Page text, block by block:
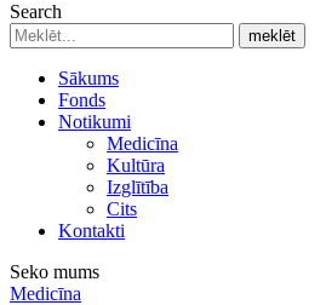
Search
Sākums
Fonds
Notikumi
Medicīna
Kultūra
Izglītība
Cits
Kontakti
Seko mums
Medicīna